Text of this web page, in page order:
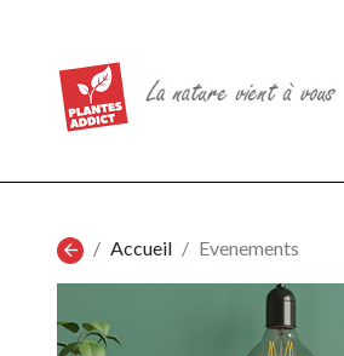
arrow_back Accueil Evenements